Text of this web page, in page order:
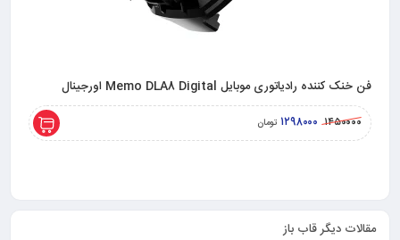
فن خنک کننده رادیاتوری موبایل Memo DLA8 Digital اورجینال
۱۴۵۰۰۰۰ ۱۲۹۸۰۰۰ تومان
مقالات دیگر قاب باز